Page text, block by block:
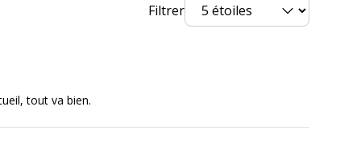
Filtrer
tout va bien.